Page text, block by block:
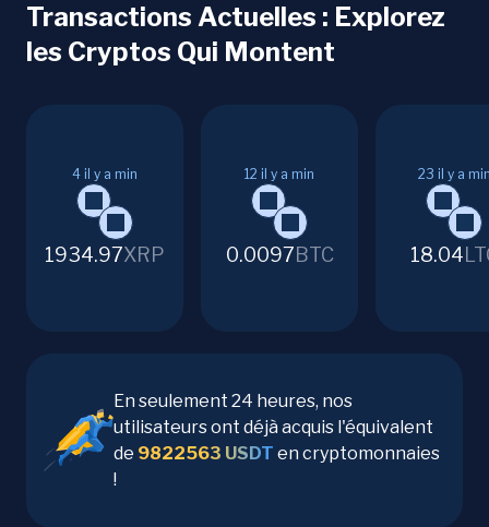
Transactions Actuelles : Explorez
les Cryptos Qui Montent
4 il y a min
1934.97XRP
12 il y a min
0.0097BTC
23 il y a
18.04
En seulement 24 heures, nos
utilisateurs ont déjà acquis l'équivalent
de 9822563 USDT en cryptomonnaies
!